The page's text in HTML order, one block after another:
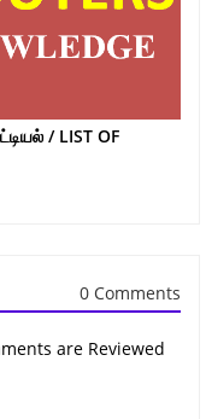
/ LIST OF
0 Comments
are Reviewed